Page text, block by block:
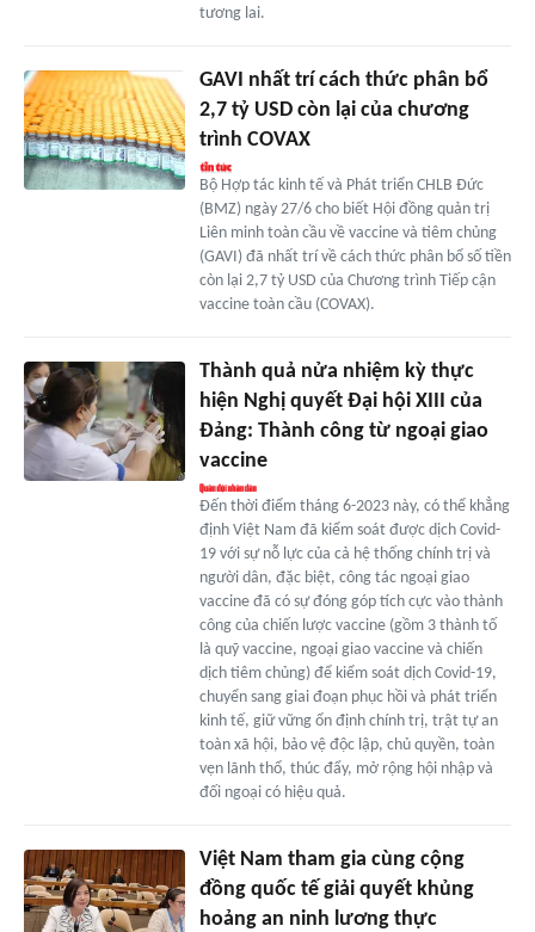
tương lai.
GAVI nhất trí cách thức phân bổ
2,7 tỷ USD còn lại của chương
trình COVAX
Bộ Hợp tác kinh tế và Phát triển CHLB Đức
(BMZ) ngày 27/6 cho biết Hội đồng quản trị
Liên minh toàn cầu về vaccine và tiêm chủng
(GAVI) đã nhất trí về cách thức phân bổ số tiền
còn lại 2,7 tỷ USD của Chương trình Tiếp cận
vaccine toàn cầu (COVAX).
Thành quả nửa nhiệm kỳ thực
hiện Nghị quyết Đại hội XIII của
Đảng: Thành công từ ngoại giao
vaccine
Đến thời điểm tháng 6-2023 này, có thể khẳng
định Việt Nam đã kiểm soát được dịch Covid-
19 với sự nỗ lực của cả hệ thống chính trị và
người dân, đặc biệt, công tác ngoại giao
vaccine đã có sự đóng góp tích cực vào thành
công của chiến lược vaccine (gồm 3 thành tố
là quỹ vaccine, ngoại giao vaccine và chiến
dịch tiêm chủng) để kiểm soát dịch Covid-19,
chuyển sang giai đoạn phục hồi và phát triển
kinh tế, giữ vững ổn định chính trị, trật tự an
toàn xã hội, bảo vệ độc lập, chủ quyền, toàn
vẹn lãnh thổ, thúc đẩy, mở rộng hội nhập và
đối ngoại có hiệu quả.
Việt Nam tham gia cùng cộng
đồng quốc tế giải quyết khủng
hoảng an ninh lương thực